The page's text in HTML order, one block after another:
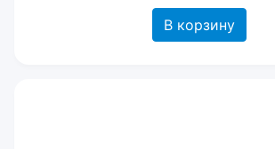
В корзину